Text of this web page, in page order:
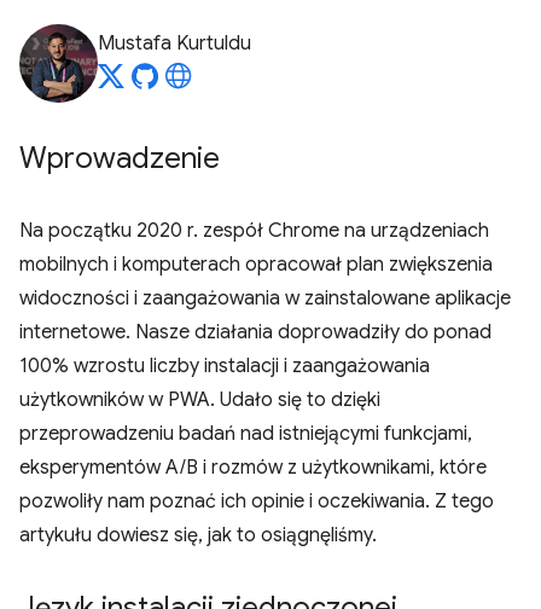
Mustafa Kurtuldu
Wprowadzenie
Na początku 2020 r. zespół Chrome na urządzeniach
mobilnych i komputerach opracował plan zwiększenia
widoczności i zaangażowania w zainstalowane aplikacje
internetowe. Nasze działania doprowadziły do ponad
100% wzrostu liczby instalacji i zaangażowania
użytkowników w PWA. Udało się to dzięki
przeprowadzeniu badań nad istniejącymi funkcjami,
eksperymentów A/B i rozmów z użytkownikami, które
pozwoliły nam poznać ich opinie i oczekiwania. Z tego
artykułu dowiesz się, jak to osiągnęliśmy.